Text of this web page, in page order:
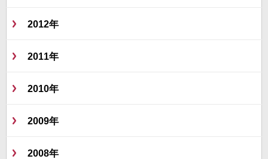
2012年
2011年
2010年
2009年
2008年